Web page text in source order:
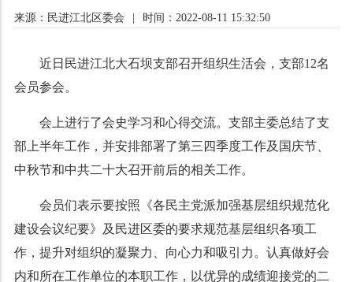
来源：民进江北区委会 时间：2022-08-11 15:32:50
近日民进江北大石坝支部召开组织生活会，支部12名
会员参会。
会上进行了会史学习和心得交流。支部主委总结了支
部上半年工作，并安排部署了第三四季度工作及国庆节、
中秋节和中共二十大召开前后的相关工作。
会员们表示要按照《各民主党派加强基层组织规范化
建设会议纪要》及民进区委的要求规范基层组织各项工
作，提升对组织的凝聚力、向心力和吸引力。认真做好会
内和所在工作单位的本职工作，以优异的成绩迎接党的二